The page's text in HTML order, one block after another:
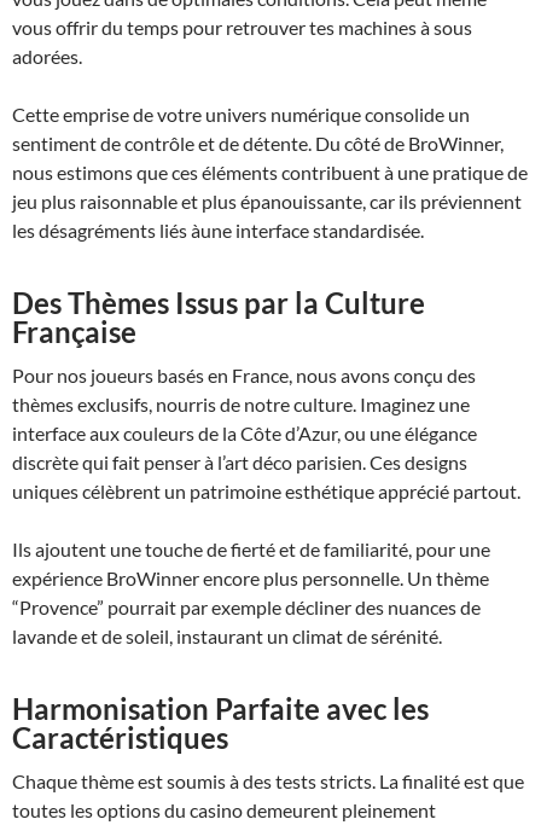
vous offrir du temps pour retrouver tes machines à sous
adorées.
Cette emprise de votre univers numérique consolide un
sentiment de contrôle et de détente. Du côté de BroWinner,
nous estimons que ces éléments contribuent à une pratique de
jeu plus raisonnable et plus épanouissante, car ils préviennent
les désagréments liés àune interface standardisée.
Des Thèmes Issus par la Culture
Française
Pour nos joueurs basés en France, nous avons conçu des
thèmes exclusifs, nourris de notre culture. Imaginez une
interface aux couleurs de la Côte d’Azur, ou une élégance
discrète qui fait penser à l’art déco parisien. Ces designs
uniques célèbrent un patrimoine esthétique apprécié partout.
Ils ajoutent une touche de fierté et de familiarité, pour une
expérience BroWinner encore plus personnelle. Un thème
“Provence” pourrait par exemple décliner des nuances de
lavande et de soleil, instaurant un climat de sérénité.
Harmonisation Parfaite avec les
Caractéristiques
Chaque thème est soumis à des tests stricts. La finalité est que
toutes les options du casino demeurent pleinement